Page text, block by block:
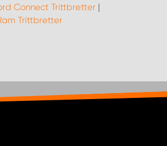
Connect Trittbretter|
Trittbretter